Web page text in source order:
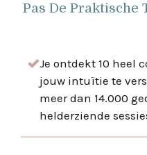
Pas De Praktische
Je ontdekt 10 heel
jouw intuïtie te
meer dan 14.000
helderziende